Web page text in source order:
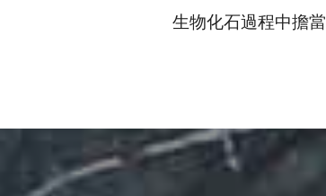
生物化石過程中擔